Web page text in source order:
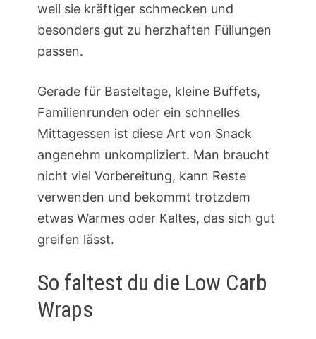
weil sie kräftiger schmecken und
besonders gut zu herzhaften Füllungen
passen.
Gerade für Basteltage, kleine Buffets,
Familienrunden oder ein schnelles
Mittagessen ist diese Art von Snack
angenehm unkompliziert. Man braucht
nicht viel Vorbereitung, kann Reste
verwenden und bekommt trotzdem
etwas Warmes oder Kaltes, das sich gut
greifen lässt.
So faltest du die Low Carb
Wraps